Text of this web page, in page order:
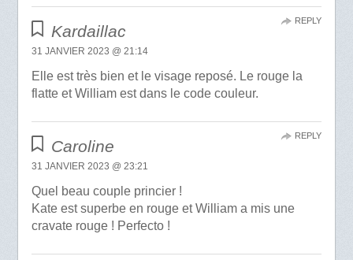
Kardaillac
31 JANVIER 2023 @ 21:14
Elle est très bien et le visage reposé. Le rouge la
flatte et William est dans le code couleur.
REPLY
Caroline
31 JANVIER 2023 @ 23:21
Quel beau couple princier !
Kate est superbe en rouge et William a mis une
cravate rouge ! Perfecto !
REPLY